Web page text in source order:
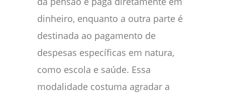
dinheiro, enquanto a outra parte é
destinada ao pagamento de
despesas específicas em natura,
como escola e saúde. Essa
modalidade costuma agradar a